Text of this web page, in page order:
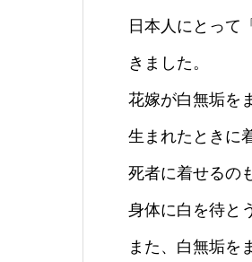
日本人にとって
きました。
花嫁が白無垢を
生まれたときに
死者に着せるの
身体に白を待と
また、白無垢を